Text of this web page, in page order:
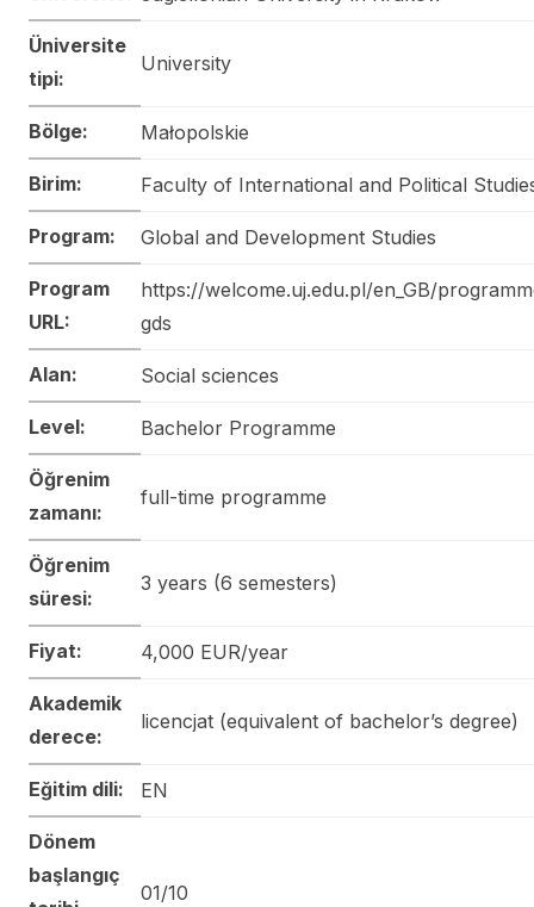
Üniversite
tipi:
University
Bölge: Małopolskie
Birim: Faculty of International and Political
Program: Global and Development Studies
Program
URL:
https://welcome.uj.edu.pl/en_GB/
gds
Alan: Social sciences
Level: Bachelor Programme
Öğrenim
zamanı:
full-time programme
Öğrenim
süresi:
3 years (6 semesters)
Fiyat: 4,000 EUR/year
Akademik
derece:
licencjat (equivalent of bachelor’s degree)
Eğitim dili: EN
Dönem
başlangıç
01/10